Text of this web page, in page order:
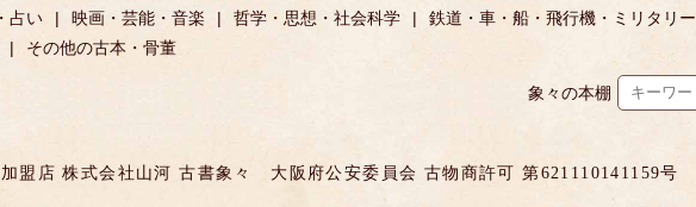
占い 映画・芸能・音楽 哲学・思想・社会科学
鉄道・車・船・飛行機・ミリタリー
その他の古本・骨董
象々の本棚
盟店 株式会社山河 古書象々 大阪府公安委員会 古物商許可 第621110141159号